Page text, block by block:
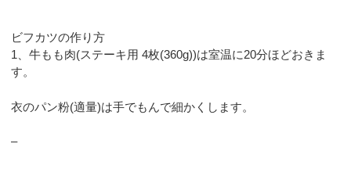
ビフカツの作り方
1、牛もも肉(ステーキ用 4枚(360g))は室温に20分ほどおきま
す。
衣のパン粉(適量)は手でもんで細かくします。
–